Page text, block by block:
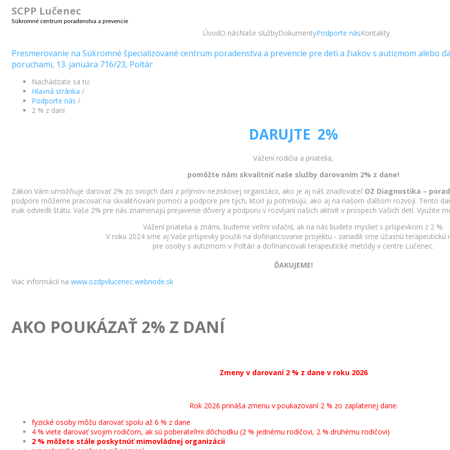
SCPP Lučenec
Súkromné centrum poradenstva a prevencie
ÚvodO násNaše službyDokumentyPodporte násKontakty
Presmerovanie na Súkromné špecializované centrum poradenstva a prevencie pre deti a žiakov s autizmom alebo
poruchami, 13. januára 716/23, Poltár
Nachádzate sa tu:
Hlavná stránka /
Podporte nás /
2 % z daní
DARUJTE 2%
Vážení rodičia a priatelia,
pomôžte nám skvalitniť naše služby darovaním 2% z dane!
Zákon Vám umožňuje darovať 2% zo svojich daní z príjmov neziskovej organizácii, ako je aj náš zriaďovateľ OZ Diagnostika –
podpore môžeme pracovať na skvalitňovaní pomoci a podpore pre tých, ktorí ju potrebujú, ako aj na našom ďalšom rozvoji. Tento
inak odviedli štátu. Vaše 2% pre nás znamenajú prejavenie dôvery a podporu v rozvíjaní našich aktivít v prospech Vašich detí. Využite
Vážení priatelia a známi, budeme veľmi vďační, ak na nás budete myslieť s príspevkom z 2 %.
V roku 2024 sme aj Vaše príspevky použili na dofinancovanie projektu - zariadili sme úžasnú terapeutickú
pre osoby s autizmom v Poltári a dofinancovali terapeutické metódy v centre Lučenec.
ĎAKUJEME!
Viac informácií na www.ozdpvlucenec.webnode.sk
AKO POUKÁZAŤ 2% Z DANÍ
Zmeny v darovaní 2 % z dane v roku 2026
Rok 2026 prináša zmenu v poukazovaní 2 % zo zaplatenej dane:
fyzické osoby môžu darovať spolu až 6 % z dane
4 % viete darovať svojim rodičom, ak sú poberateľmi dôchodku (2 % jednému rodičovi, 2 % druhému rodičovi)
2 % môžete stále poskytnúť mimovládnej organizácii